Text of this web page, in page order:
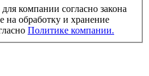
компании согласно закона
обработку и хранение
Политике компании.